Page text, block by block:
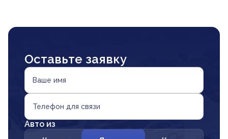
Оставьте заявку
Ваше имя
Телефон для связи
Авто из